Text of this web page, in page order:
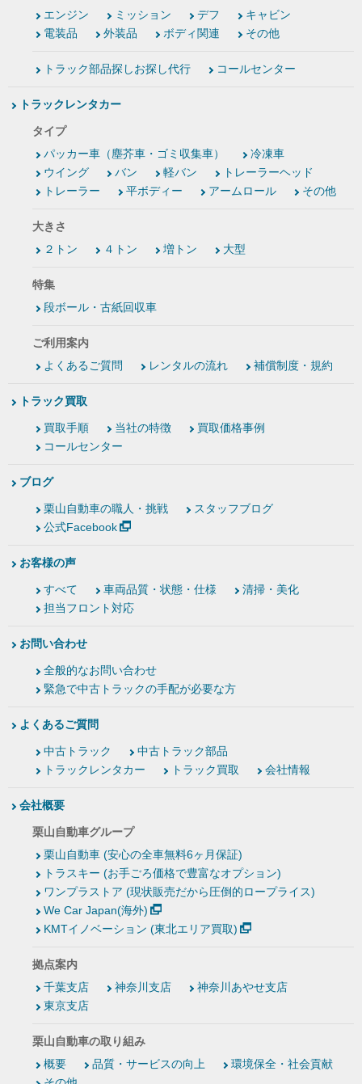
エンジン
ミッション デフ
キャビン
電装品
外装品 ボディ関連 その他
トラック部品探しお探し代行 コールセンター
トラックレンタカー
タイプ
パッカー車（塵芥車・ゴミ収集車）
冷凍車
ウイング
バン 軽バン
トレーラーヘッド
トレーラー
平ボディー アームロール その他
大きさ
２トン
４トン 増トン 大型
特集
段ボール・古紙回収車
ご利用案内
よくあるご質問
レンタルの流れ 補償制度・規約
トラック買取
買取手順 当社の特徴
買取価格事例
コールセンター
ブログ
栗山自動車の職人・挑戦
スタッフブログ
公式Facebook
お客様の声
すべて 車両品質・状態・仕様
清掃・美化
担当フロント対応
お問い合わせ
全般的なお問い合わせ
緊急で中古トラックの手配が必要な方
よくあるご質問
中古トラック
中古トラック部品
トラックレンタカー
トラック買取 会社情報
会社概要
栗山自動車グループ
栗山自動車 (安心の全車無料6ヶ月保証)
トラスキー (お手ごろ価格で豊富なオプション)
ワンプラストア (現状販売だから圧倒的ロープライス)
We Car Japan(海外)
KMTイノベーション (東北エリア買取)
拠点案内
千葉支店
神奈川支店
神奈川あやせ支店
東京支店
栗山自動車の取り組み
概要
品質・サービスの向上
環境保全・社会貢献